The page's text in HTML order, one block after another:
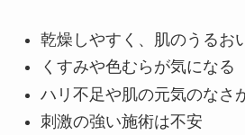
乾燥しやすく、肌のうるお
くすみや色むらが気になる
ハリ不足や肌の元気のなさ
刺激の強い施術は不安